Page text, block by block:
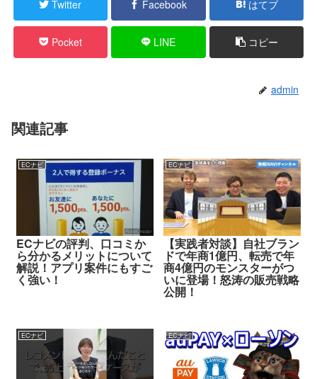
Twitter Facebook はてブ
Pocket LINE コピー
admin
関連記事
ECナビ
ECナビの評判、口コミか
ら分かるメリットについて
解説！アプリ案件にもすご
く強い！
ECナビ
【実践者対談】自社ブラン
ドで年商1億円、転売で年
商4億円のモンスターがつ
いに登場！怒涛の販売戦略
公開！
ECナビ ECナビ